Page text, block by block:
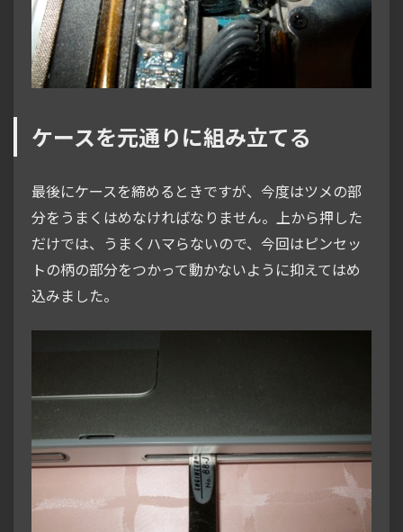
ケースを元通りに組み立てる
最後にケースを締めるときですが、今度はツメの部
分をうまくはめなければなりません。上から押した
だけでは、うまくハマらないので、今回はピンセッ
トの柄の部分をつかって動かないように抑えてはめ
込みました。